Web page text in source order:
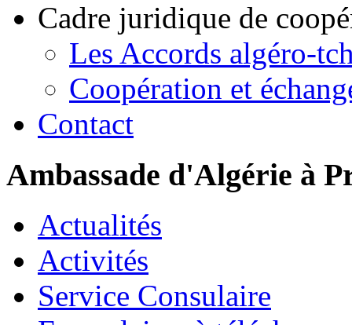
Cadre juridique de
Les Accords algéro-
Coopération et
Contact
Ambassade d'Algérie à
Actualités
Activités
Service Consulaire